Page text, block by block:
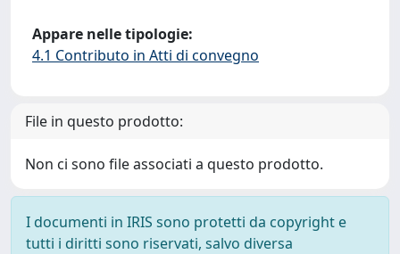
Appare nelle tipologie:
4.1 Contributo in Atti di convegno
File in questo prodotto:
Non ci sono file associati a questo prodotto.
I documenti in IRIS sono protetti da copyright e
tutti i diritti sono riservati, salvo diversa